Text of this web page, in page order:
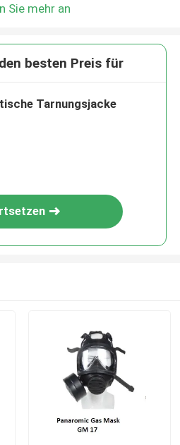
Sie mehr an
besten Preis für
Tarnungsjacke